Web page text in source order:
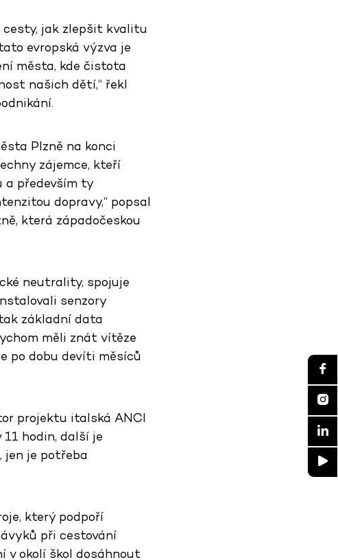
cesty, jak zlepšit kvalitu
evropská výzva je
města, kde čistota
našich dětí,“ řekl
Plzně na konci
zájemce, kteří
a především ty
dopravy,“ popsal
která západočeskou
neutrality, spojuje
senzory
základní data
měli znát vítěze
po dobu devíti měsíců
projektu italská ANCI
hodin, další je
jen je potřeba
který podpoří
při cestování
v okolí škol dosáhnout